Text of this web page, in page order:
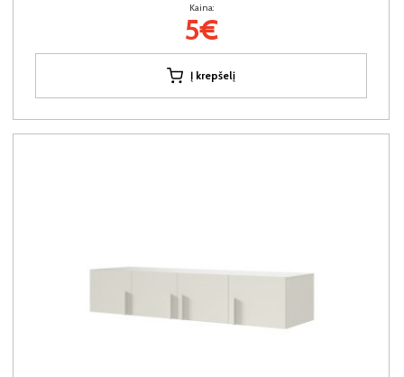
Kaina:
5€
Į krepšelį